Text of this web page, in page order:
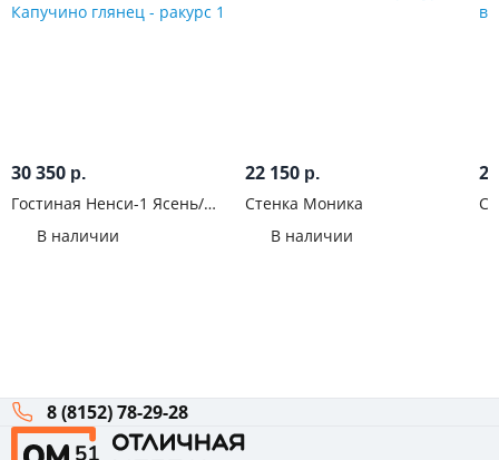
30 350 р.
Гостиная Ненси-1 Ясень/
В наличии
22 150 р.
Стенка Моника
В наличии
8 (8152) 78-29-28